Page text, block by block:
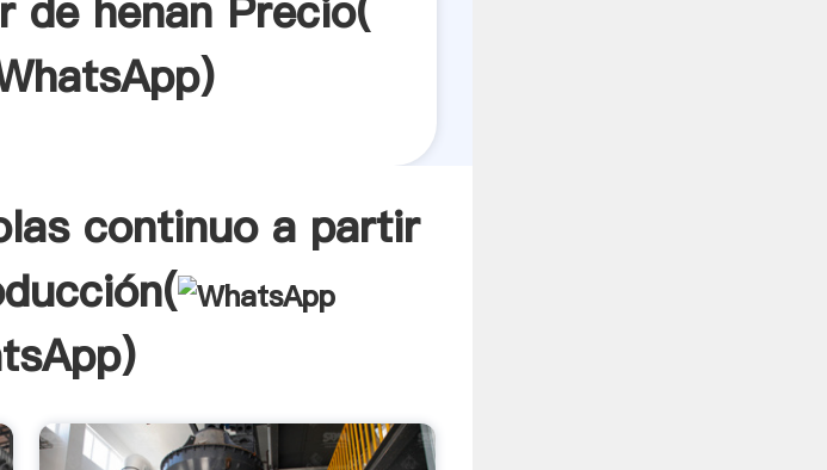
de henan Precio(
)
continuo a partir
)